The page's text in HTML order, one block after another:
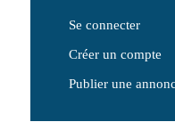
Se connecter
Créer un compte
Publier une